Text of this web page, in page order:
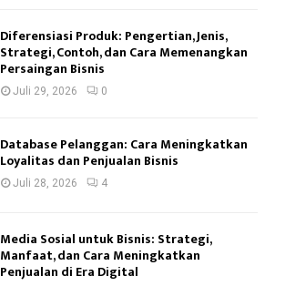
Diferensiasi Produk: Pengertian, Jenis,
Strategi, Contoh, dan Cara Memenangkan
Persaingan Bisnis
Juli 29, 2026 0
Database Pelanggan: Cara Meningkatkan
Loyalitas dan Penjualan Bisnis
Juli 28, 2026 4
Media Sosial untuk Bisnis: Strategi,
Manfaat, dan Cara Meningkatkan
Penjualan di Era Digital